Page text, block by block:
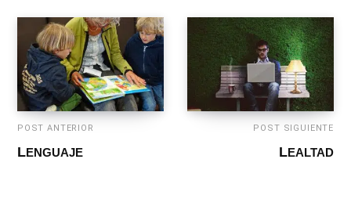
POST ANTERIOR
LENGUAJE
POST SIGUIENTE
LEALTAD